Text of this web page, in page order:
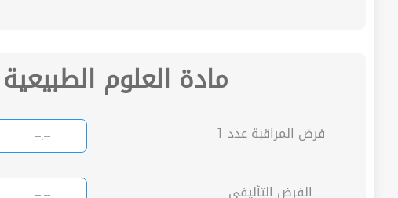
مادة العلوم الطبيعية
فرض المراقبة عدد 1
الفرض التأليفي